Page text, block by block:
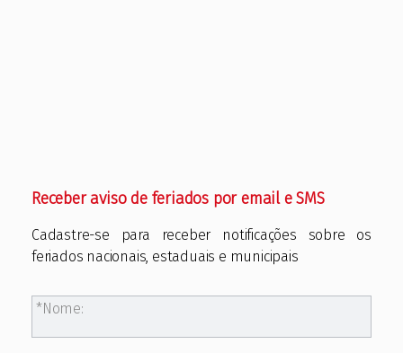
Receber aviso de feriados por email e SMS
Cadastre-se para receber notificações sobre os
feriados nacionais, estaduais e municipais
Nome: